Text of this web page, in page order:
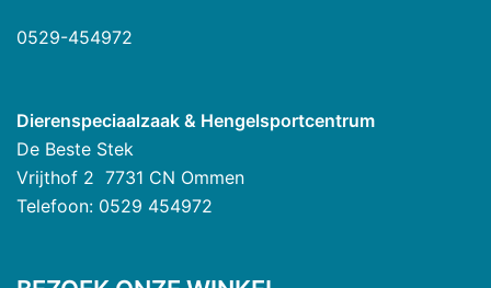
0529-454972
Dierenspeciaalzaak & Hengelsportcentrum
De Beste Stek
Vrijthof 2 7731 CN Ommen
Telefoon: 0529 454972